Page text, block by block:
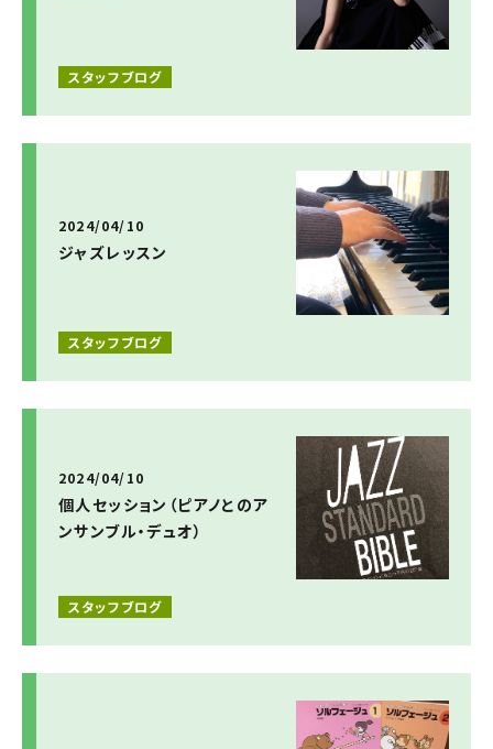
スタッフブログ
2024/04/10
スタッフブログ
ジャズレッスン
2024/04/10
スタッフブログ
個人セッション（ピアノとのア
ンサンブル・デュオ）